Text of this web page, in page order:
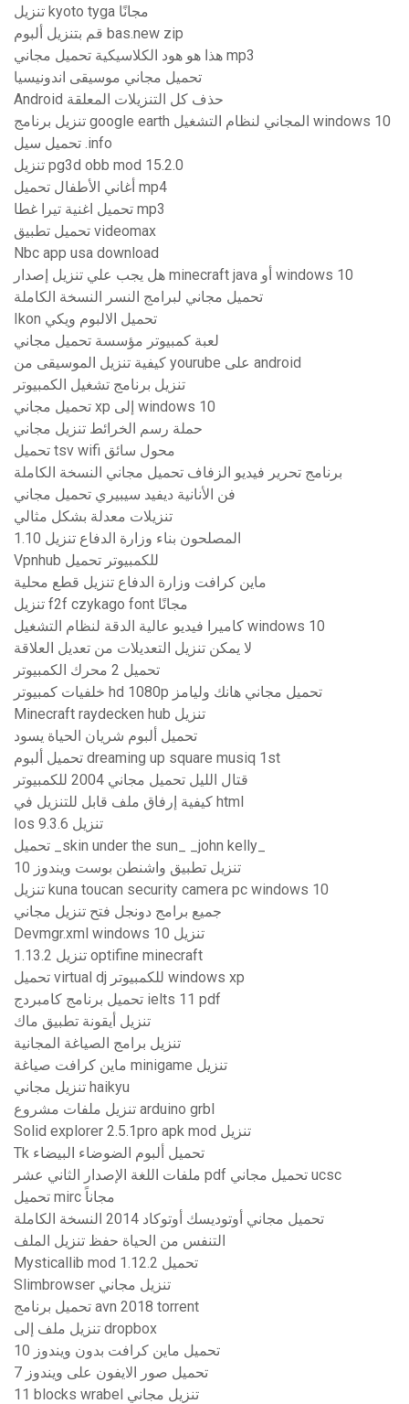
تنزيل kyoto tyga مجانًا
قم بتنزيل ألبوم bas.new zip
هذا هو هود الكلاسيكية تحميل مجاني mp3
تحميل مجاني موسيقى اندونيسيا
Android حذف كل التنزيلات المعلقة
تنزيل برنامج google earth المجاني لنظام التشغيل windows 10
تحميل سيل .info
تنزيل pg3d obb mod 15.2.0
أغاني الأطفال تحميل mp4
تحميل اغنية تيرا غطا mp3
تحميل تطبيق videomax
Nbc app usa download
هل يجب علي تنزيل إصدار minecraft java أو windows 10
تحميل مجاني لبرامج النسر النسخة الكاملة
Ikon تحميل الالبوم ويكي
لعبة كمبيوتر مؤسسة تحميل مجاني
كيفية تنزيل الموسيقى من yourube على android
تنزيل برنامج تشغيل الكمبيوتر
تحميل مجاني xp إلى windows 10
حملة رسم الخرائط تنزيل مجاني
تحميل tsv wifi محول سائق
برنامج تحرير فيديو الزفاف تحميل مجاني النسخة الكاملة
فن الأنانية ديفيد سيبيري تحميل مجاني
تنزيلات معدلة بشكل مثالي
المصلحون بناء وزارة الدفاع تنزيل 1.10
Vpnhub للكمبيوتر تحميل
ماين كرافت وزارة الدفاع تنزيل قطع محلية
تنزيل f2f czykago font مجانًا
كاميرا فيديو عالية الدقة لنظام التشغيل windows 10
لا يمكن تنزيل التعديلات من تعديل العلاقة
تحميل 2 محرك الكمبيوتر
خلفيات كمبيوتر hd 1080p تحميل مجاني هانك وليامز
Minecraft raydecken hub تنزيل
تحميل ألبوم شريان الحياة يسود
تحميل ألبوم dreaming up square musiq 1st
قتال الليل تحميل مجاني 2004 للكمبيوتر
كيفية إرفاق ملف قابل للتنزيل في html
Ios 9.3.6 تنزيل
تحميل _skin under the sun_ _john kelly_
تنزيل تطبيق واشنطن بوست ويندوز 10
تنزيل kuna toucan security camera pc windows 10
جميع برامج دونجل فتح تنزيل مجاني
Devmgr.xml windows 10 تنزيل
1.13.2 تنزيل optifine minecraft
تحميل virtual dj للكمبيوتر windows xp
تحميل برنامج كامبردج ielts 11 pdf
تنزيل أيقونة تطبيق ماك
تنزيل برامج الصياغة المجانية
ماين كرافت صياغة minigame تنزيل
تنزيل مجاني haikyu
تنزيل ملفات مشروع arduino grbl
Solid explorer 2.5.1pro apk mod تنزيل
Tk تحميل ألبوم الضوضاء البيضاء
ملفات اللغة الإصدار الثاني عشر pdf تحميل مجاني ucsc
تحميل mirc مجاناً
تحميل مجاني أوتوديسك أوتوكاد 2014 النسخة الكاملة
التنفس من الحياة حفظ تنزيل الملف
Mysticallib mod 1.12.2 تحميل
Slimbrowser تنزيل مجاني
تحميل برنامج avn 2018 torrent
تنزيل ملف إلى dropbox
تحميل ماين كرافت بدون ويندوز 10
تحميل صور الايفون على ويندوز 7
11 blocks wrabel تنزيل مجاني